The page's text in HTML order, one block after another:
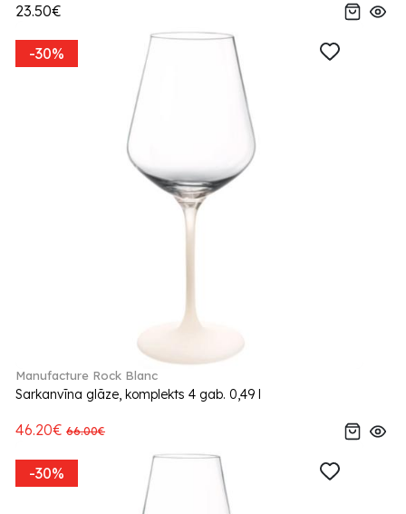
23.50€
-30%
Manufacture Rock Blanc
Sarkanvīna glāze, komplekts 4 gab. 0,49 l
46.20€ 66.00€
-30%